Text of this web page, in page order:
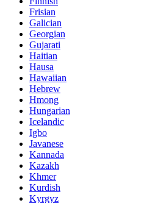
Frisian
Galician
Georgian
Gujarati
Haitian
Hausa
Hawaiian
Hebrew
Hmong
Hungarian
Icelandic
Igbo
Javanese
Kannada
Kazakh
Khmer
Kurdish
Kyrgyz